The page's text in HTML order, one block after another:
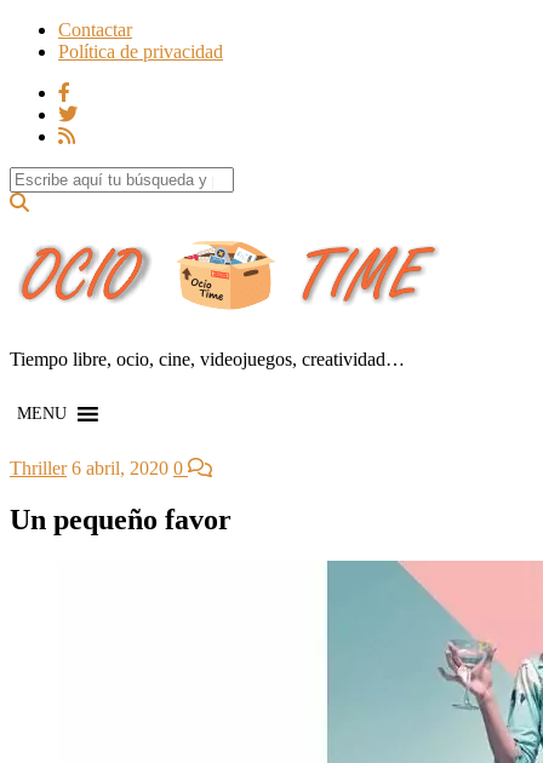
Contactar
Política de privacidad
Search for:
Tiempo libre, ocio, cine, videojuegos, creatividad…
MENU
Thriller 6 abril, 2020 0
Un pequeño favor